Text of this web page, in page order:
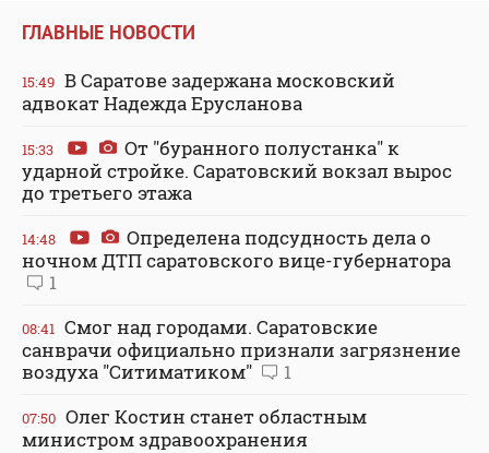
ГЛАВНЫЕ НОВОСТИ
15:49 В Саратове задержана московский
адвокат Надежда Ерусланова
15:33
От "буранного полустанка" к
ударной стройке. Саратовский вокзал вырос
до третьего этажа
14:48
Определена подсудность дела о
ночном ДТП саратовского вице-губернатора
1
08:41 Смог над городами. Саратовские
санврачи официально признали загрязнение
воздуха "Ситиматиком"
1
07:50 Олег Костин станет областным
министром здравоохранения